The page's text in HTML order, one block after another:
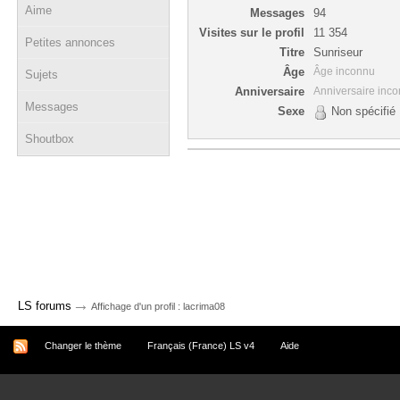
Aime
Petites annonces
Sujets
Messages
Shoutbox
Messages
94
Visites sur le profil
11 354
Titre
Sunriseur
Âge
Âge inconnu
Anniversaire Anniversaire
Sexe Non spécifié
LS forums → Affichage d'un profil : lacrima08
Changer le thème Français (France) LS v4 Aide